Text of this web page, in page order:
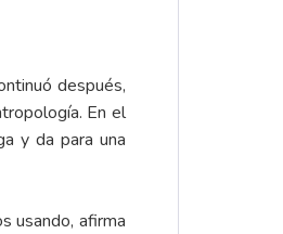
después,
En el
y da para una
usando, afirma